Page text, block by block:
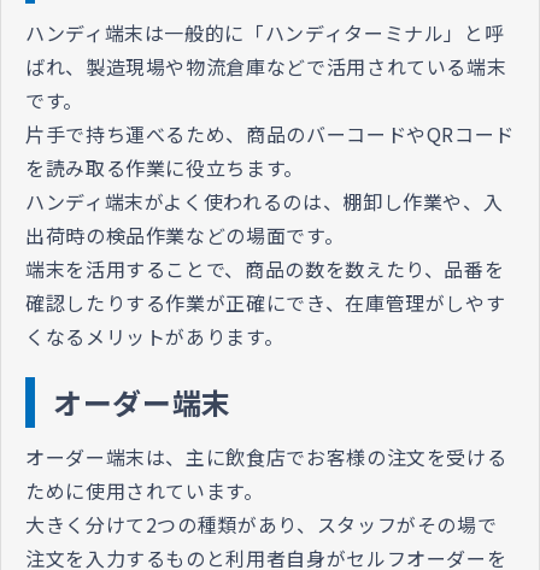
ハンディ端末は一般的に「ハンディターミナル」と呼
ばれ、製造現場や物流倉庫などで活用されている端末
です。
片手で持ち運べるため、商品のバーコードやQRコード
を読み取る作業に役立ちます。
ハンディ端末がよく使われるのは、棚卸し作業や、入
出荷時の検品作業などの場面です。
端末を活用することで、商品の数を数えたり、品番を
確認したりする作業が正確にでき、在庫管理がしやす
くなるメリットがあります。
オーダー端末
オーダー端末は、主に飲食店でお客様の注文を受ける
ために使用されています。
大きく分けて2つの種類があり、スタッフがその場で
注文を入力するものと利用者自身がセルフオーダーを